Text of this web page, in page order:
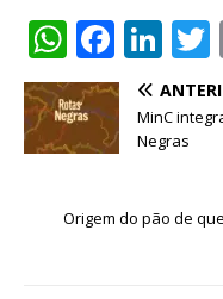
W
h
at
s
p
F
a
c
e
o
Li
n
k
e
n
MinC
Negras
Origem do pão de